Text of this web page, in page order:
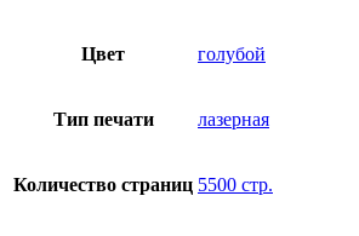
Цвет голубой
Тип печати лазерная
Количество страниц 5500 стр.